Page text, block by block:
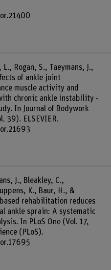
L., Rogan, S., Taeymans, J.,
of ankle joint
muscle activity and
chronic ankle instability -
In Journal of Bodywork
39). ELSEVIER.
J., Bleakley, C.,
K., Baur, H., &
rehabilitation reduces
ankle sprain: A systematic
In PLoS One (Vol. 17,
(PLoS).